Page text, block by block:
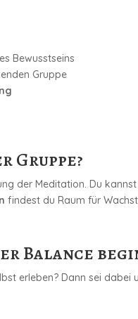
Bewusstseins
Gruppe
Gruppe?
der Meditation. Du
findest du Raum für
Balance
erleben? Dann sei dabei